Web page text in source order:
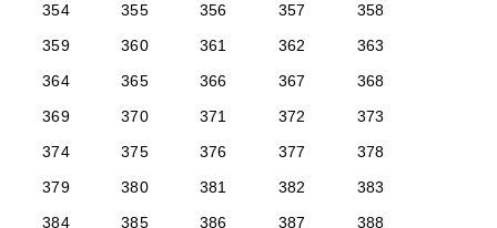
354
355 356 357
358
359
360 361 362
363
364
365 366 367
368
369
370 371 372
373
374
375 376 377
378
379
380 381 382
383
384
385 386 387 388